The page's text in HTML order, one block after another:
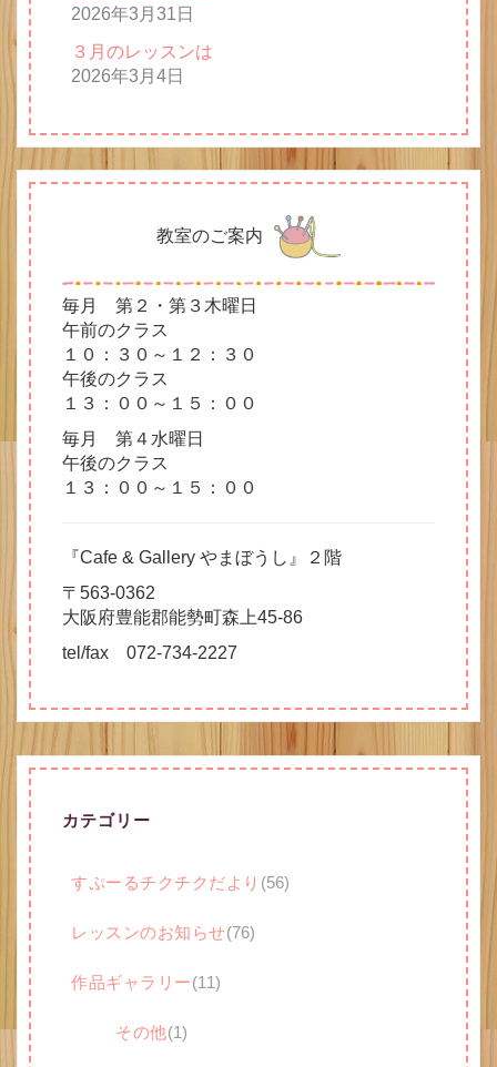
2026年3月31日
３月のレッスンは
2026年3月4日
教室のご案内
毎月 第２・第３木曜日
午前のクラス
１０：３０～１２：３０
午後のクラス
１３：００～１５：００
毎月 第４水曜日
午後のクラス
１３：００～１５：００
『Cafe & Gallery やまぼうし』２階
〒563-0362
大阪府豊能郡能勢町森上45-86
tel/fax 072-734-2227
カテゴリー
すぷーるチクチクだより (56)
レッスンのお知らせ(76)
作品ギャラリー(11)
その他(1)